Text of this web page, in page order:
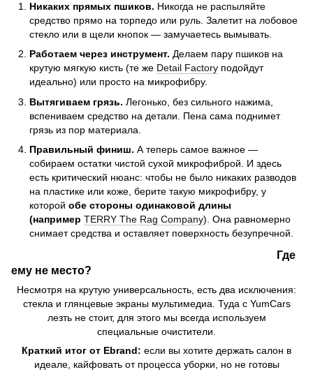
Никаких прямых пшиков. Никогда не распыляйте
средство прямо на торпедо или руль. Залетит на лобовое
стекло или в щели кнопок — замучаетесь вымывать.
Работаем через инструмент. Делаем пару пшиков на
крутую мягкую кисть (те же Detail Factory подойдут
идеально) или просто на микрофибру.
Вытягиваем грязь. Легонько, без сильного нажима,
вспениваем средство на детали. Пена сама поднимет
грязь из пор материала.
Правильный финиш. А теперь самое важное —
собираем остатки чистой сухой микрофиброй. И здесь
есть критический нюанс: чтобы не было никаких разводов
на пластике или коже, берите такую микрофибру, у
которой обе стороны одинаковой длины
(например TERRY The Rag Company). Она равномерно
снимает средства и оставляет поверхность безупречной.
Где
ему не место?
Несмотря на крутую универсальность, есть два исключения:
стекла и глянцевые экраны мультимедиа. Туда с YumCars
лезть не стоит, для этого мы всегда используем
специальные очистители.
Краткий итог от Ebrand: если вы хотите держать салон в
идеале, кайфовать от процесса уборки, но не готовы